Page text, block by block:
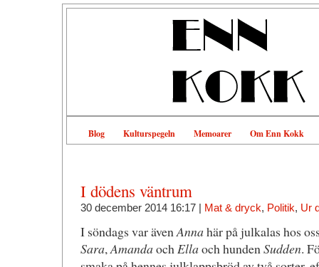
Blog Kulturspegeln Memoarer Om Enn Kokk
I dödens väntrum
30 december 2014 16:17 | Mat & dryck, Politik, Ur
I söndags var ävenAnnahär på julkalas hos
Sara,AmandaochEllaoch hundenSudden.